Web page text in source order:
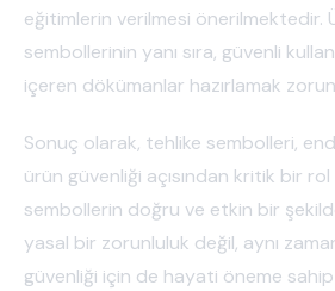
eğitimlerin verilmesi önerilmektedir.
sembollerinin yanı sıra, güvenli
içeren dökümanlar hazırlamak
Sonuç olarak, tehlike sembolleri,
ürün güvenliği açısından kritik bir
sembollerin doğru ve etkin bir
yasal bir zorunluluk değil, aynı
güvenliği için de hayati öneme